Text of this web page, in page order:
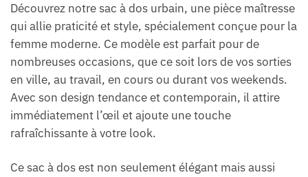
Découvrez notre sac à dos urbain, une pièce maîtresse
qui allie praticité et style, spécialement conçue pour la
femme moderne. Ce modèle est parfait pour de
nombreuses occasions, que ce soit lors de vos sorties
en ville, au travail, en cours ou durant vos weekends.
Avec son design tendance et contemporain, il attire
immédiatement l’œil et ajoute une touche
rafraîchissante à votre look.
Ce sac à dos est non seulement élégant mais aussi